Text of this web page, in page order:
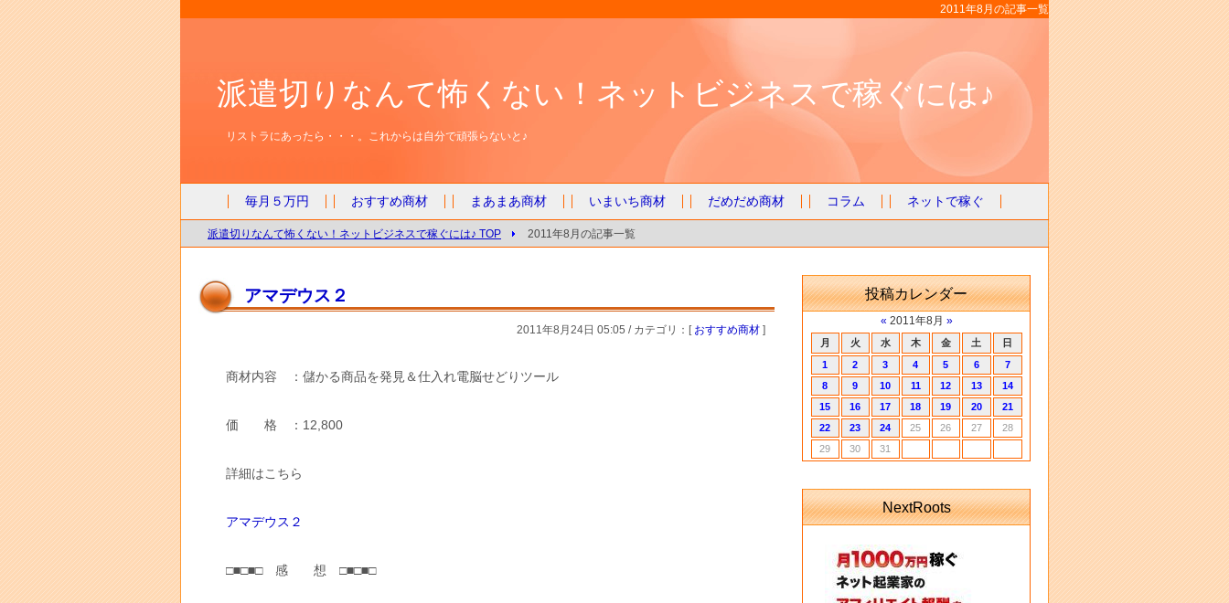
2011年8月の記事一覧
派遣切りなんて怖くない！ネットビジネスで稼ぐには♪
リストラにあったら・・・。これからは自分で頑張らないと♪
毎月５万円 おすすめ商材 まあまあ商材 いまいち商材 だめだめ商材 コラム ネットで稼ぐ
派遣切りなんて怖くない！ネットビジネスで稼ぐには♪ TOP 2011年8月の記事一覧
アマデウス２
2011年8月24日 05:05 / カテゴリ：[ おすすめ商材 ]
商材内容 ：儲かる商品を発見＆仕入れ電脳せどりツール
価 格 ：12,800
詳細はこちら
アマデウス２
□■□■□ 感 想 □■□■□
投稿カレンダー
« 2011年8月 »
月 火 水 木 金 土
日
1
2 3 4 5 6
7
8
9 10 11 12 13
14
15
16 17 18 19 20
21
22
23 24 25 26 27
28
29
30 31
NextRoots